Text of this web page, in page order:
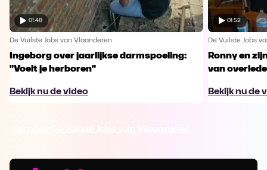
01:48
De Vuilste Jobs van Vlaanderen
Ingeborg over jaarlijkse darmspoeling:
"Voelt je herboren"
Bekijk nu de video
01:52
De Vuilste Jobs
Ronny en
van
Bekijk nu de